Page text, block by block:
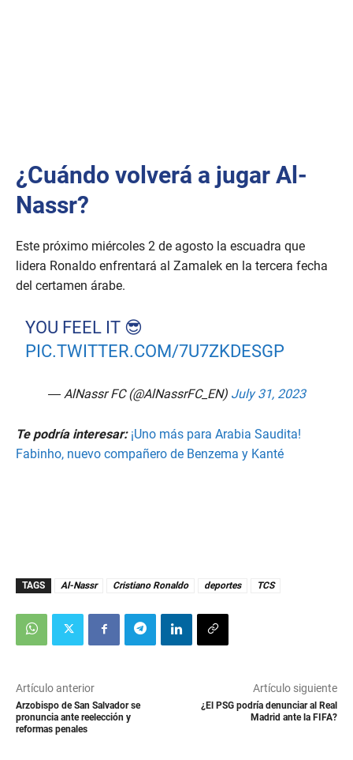
¿Cuándo volverá a jugar Al-
Nassr?
Este próximo miércoles 2 de agosto la escuadra que
lidera Ronaldo enfrentará al Zamalek en la tercera fecha
del certamen árabe.
YOU FEEL IT 😎
PIC.TWITTER.COM/7U7ZKDESGP
— AlNassr FC (@AlNassrFC_EN) July 31, 2023
Te podría interesar: ¡Uno más para Arabia Saudita!
Fabinho, nuevo compañero de Benzema y Kanté
TAGS Al-Nassr Cristiano Ronaldo deportes TCS
Artículo anterior
Arzobispo de San Salvador se
pronuncia ante reelección y
reformas penales
Artículo siguiente
¿El PSG podría denunciar al Real
Madrid ante la FIFA?